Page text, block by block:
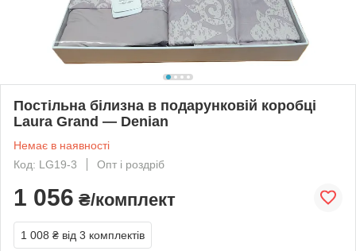
Постільна білизна в подарунковій коробці
Laura Grand — Denian
Немає в наявності
Код: LG19-3
Опт і роздріб
1 056 ₴/комплект
1 008 ₴ від 3 комплектів